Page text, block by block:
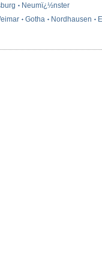
Neumï¿½nster
Gotha Nordhausen